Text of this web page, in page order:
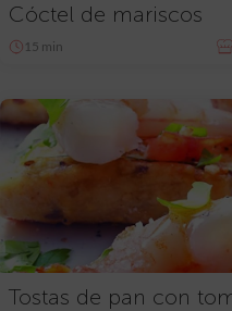
Cóctel de mariscos
15 min
Tostas de pan con